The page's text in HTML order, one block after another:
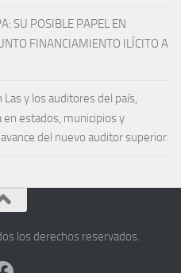
SU POSIBLE PAPEL EN
FINANCIAMIENTO ILÍCITO A
y los auditores del país,
en estados, municipios y
del nuevo auditor superior.
los derechos reservados.